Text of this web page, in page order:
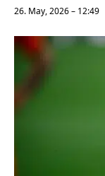
26. May, 2026 – 12:49